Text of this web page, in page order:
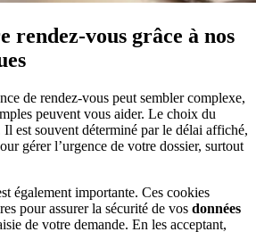
rendez-vous grâce à nos
de rendez-vous peut sembler complexe,
peuvent vous aider. Le choix du
est souvent déterminé par le délai affiché,
gérer l’urgence de votre dossier, surtout
également importante. Ces cookies
pour assurer la sécurité de vos données
de votre demande. En les acceptant,